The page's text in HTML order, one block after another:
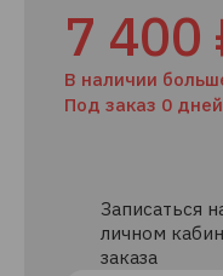
7 400
В наличии
Под заказ 0
Записаться
личном
заказа